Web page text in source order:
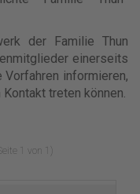
der Familie Thun
einerseits
informieren,
treten können.
1 von 1)